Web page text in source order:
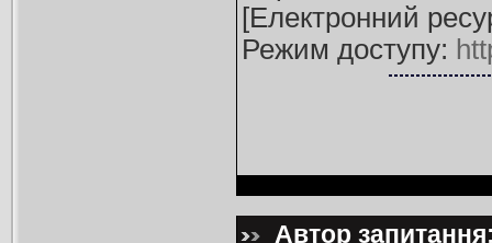
[Електронний
Режим доступу:
Автор